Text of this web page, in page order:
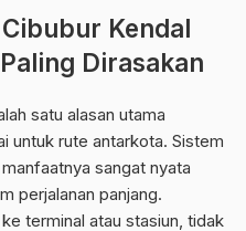
Kendal
Dirasakan
satu alasan utama
untuk rute antarkota. Sistem
sangat nyata
perjalanan panjang.
terminal atau stasiun, tidak